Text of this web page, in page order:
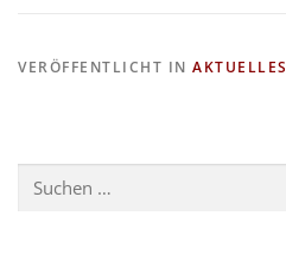
VERÖFFENTLICHT IN AKTUELLES
nach: